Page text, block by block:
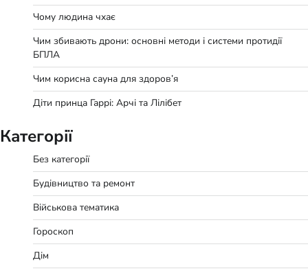
Чому людина чхає
Чим збивають дрони: основні методи і системи протидії
БПЛА
Чим корисна сауна для здоров’я
Діти принца Гаррі: Арчі та Лілібет
Категорії
Без категорії
Будівництво та ремонт
Військова тематика
Гороскоп
Дім